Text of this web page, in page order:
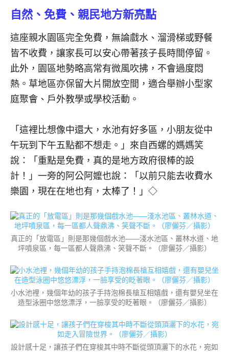
自然、免費、親民地方新亮點
這座親水園區完全免費，無論戲水、溜滑梯或野餐
皆不收費，讓家長可以安心帶著孩子長時間停留。
此外，園區地勢略高常有微風吹拂，不會過度悶
熱。草地區亦保留大片開放空間，適合舉辦小型家
庭聚會、戶外教學或學校活動。
「這裡比想像中還大，水池有好多區，小朋友從中
午玩到下午五點都不想走。」來自西螺的媽媽笑
說：「重點是免費，真的是地方政府很棒的設
計！」一旁的阿公阿嬤也說：「以前只能去收費水
樂園，現在在地也有，太棒了！」◇
真正的「放電區」則是那幾個戲水池——淺水池區、叢林水道、地
坪噴泉區，每一區都人聲鼎沸、笑聲不斷。（廖儷芬／攝影）
小水池裡，幾個年幼的孩子手持泡棉長槍互相嬉戲，還有嬰兒坐在
造型泳圈中悠悠漂浮，一臉享受的眨著眼。（廖儷芬／攝影）
設計感十足，讓孩子們在穿梭其中時不斷從頭頂灑下的水花，宛如